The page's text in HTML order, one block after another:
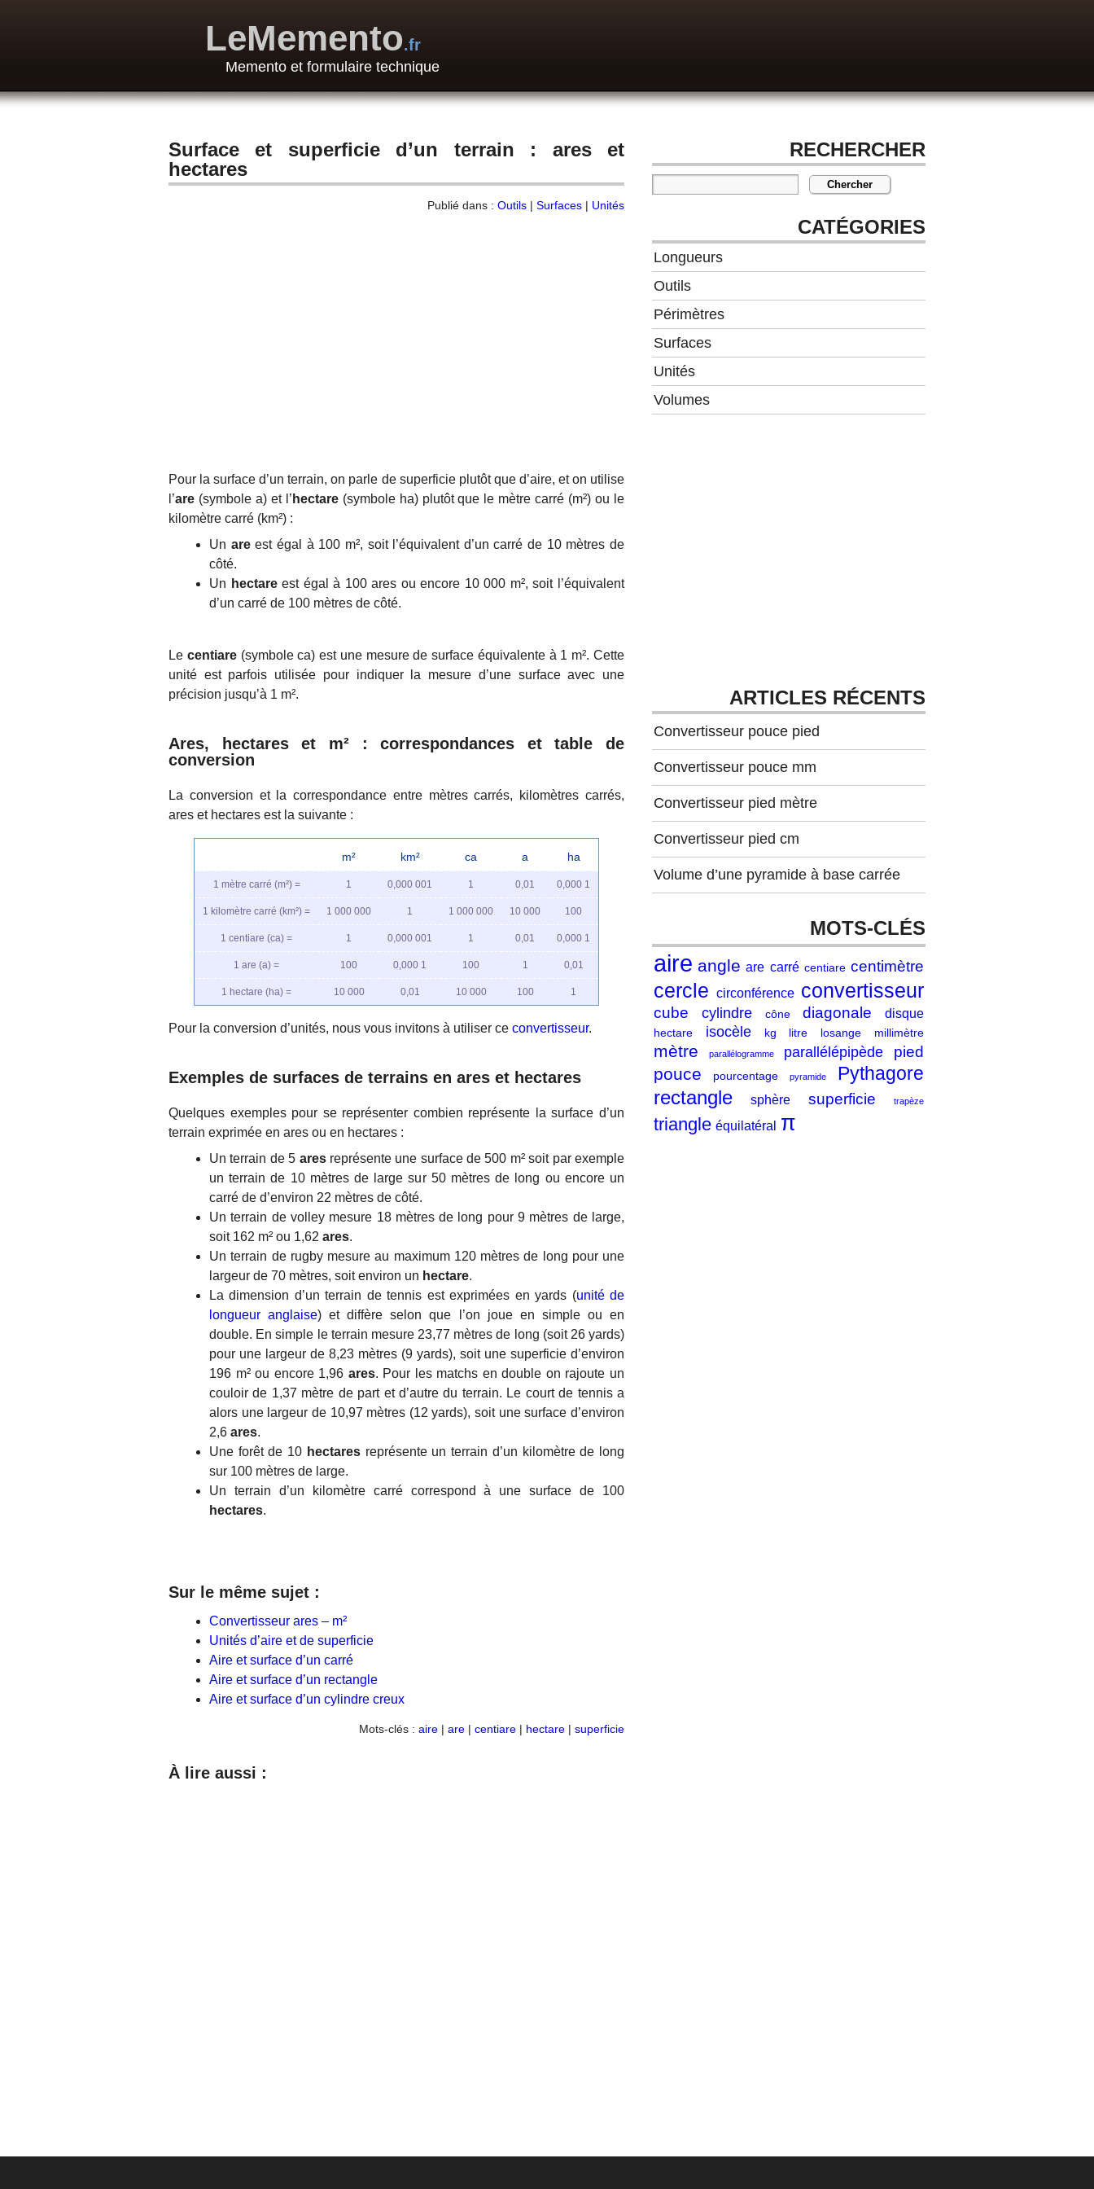
LeMemento.fr
Memento et formulaire technique
Surface et superficie d’un terrain : ares et
hectares
Publié dans : Outils | Surfaces | Unités
Pour la surface d’un terrain, on parle de superficie plutôt que d’aire, et on utilise
l’are (symbole a) et l’ hectare(symbole ha) plutôt que le mètre carré (m²) ou le
kilomètre carré (km²) :
Un areest égal à 100 m², soit l’équivalent d’un carré de 10 mètres de
côté.
Un hectareest égal à 100 ares ou encore 10 000 m², soit l’équivalent
d’un carré de 100 mètres de côté.
Le centiare(symbole ca) est une mesure de surface équivalente à 1 m². Cette
unité est parfois utilisée pour indiquer la mesure d’une surface avec une
précision jusqu’à 1 m².
Ares, hectares et m² : correspondances et table de
conversion
La conversion et la correspondance entre mètres carrés, kilomètres carrés,
ares et hectares est la suivante :
m² km² ca a ha
1 mètre carré (m²) = 1 0,000 001 1 0,01 0,000 1
1 kilomètre carré (km²) = 1 000 000 1 1 000 000 10 000 100
1 centiare (ca) = 1 0,000 001 1 0,01 0,000 1
1 are (a) = 100 0,000 1 100 1 0,01
1 hectare (ha) = 10 000 0,01 10 000 100 1
Pour la conversion d’unités, nous vous invitons à utiliser ce convertisseur.
Exemples de surfaces de terrains en ares et hectares
Quelques exemples pour se représenter combien représente la surface d’un
terrain exprimée en ares ou en hectares :
Un terrain de 5 aresreprésente une surface de 500 m² soit par exemple
un terrain de 10 mètres de large sur 50 mètres de long ou encore un
carré de d’environ 22 mètres de côté.
Un terrain de volley mesure 18 mètres de long pour 9 mètres de large,
soit 162 m² ou 1,62 ares.
Un terrain de rugby mesure au maximum 120 mètres de long pour une
largeur de 70 mètres, soit environ un hectare.
La dimension d’un terrain de tennis est exprimées en yards (unité de
longueur anglaise) et diffère selon que l’on joue en simple ou en
double. En simple le terrain mesure 23,77 mètres de long (soit 26 yards)
pour une largeur de 8,23 mètres (9 yards), soit une superficie d’environ
196 m² ou encore 1,96 ares. Pour les matchs en double on rajoute un
couloir de 1,37 mètre de part et d’autre du terrain. Le court de tennis a
alors une largeur de 10,97 mètres (12 yards), soit une surface d’environ
2,6 ares.
Une forêt de 10 hectaresreprésente un terrain d’un kilomètre de long
sur 100 mètres de large.
Un terrain d’un kilomètre carré correspond à une surface de 100
hectares.
Sur le même sujet :
Convertisseur ares – m²
Unités d’aire et de superficie
Aire et surface d’un carré
Aire et surface d’un rectangle
Aire et surface d’un cylindre creux
Mots-clés : aire | are | centiare | hectare | superficie
À lire aussi :
RECHERCHER
CATÉGORIES
Longueurs
Outils
Périmètres
Surfaces
Unités
Volumes
ARTICLES RÉCENTS
Convertisseur pouce pied
Convertisseur pouce mm
Convertisseur pied mètre
Convertisseur pied cm
Volume d’une pyramide à base carrée
MOTS-CLÉS
aire angle are carré centiare centimètre
cercle circonférence convertisseur
cube cylindre cône diagonale disque
hectare isocèle kg litre losange millimètre
mètre parallélogramme parallélépipède pied
pouce pourcentage pyramide Pythagore
rectangle sphère superficie trapèze
triangle équilatéral π